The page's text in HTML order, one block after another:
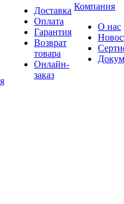
Доставка
Оплата
Гарантия
Возврат
товара
Онлайн-
заказ
Компания
О нас